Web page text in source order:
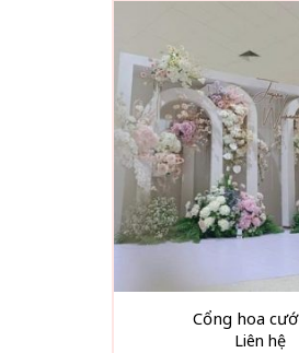
Cổng hoa
Liên hệ